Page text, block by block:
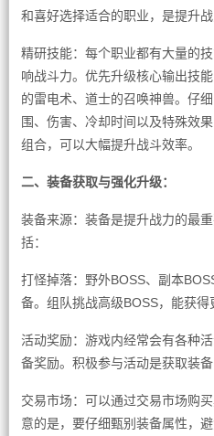
和喜好选择适合的职业，是提升战
精研技能：每个职业都有大量的
响战斗力。优先升级核心输出技
的雷电术、道士的召唤神兽。仔
围、伤害、冷却时间以及特殊效
组合，可以大幅提升战斗效率。
二、装备获取与强化升级：
装备来源：装备是提升战力的最
括：
打怪掉落：野外BOSS、副本
备。组队挑战高级BOSS，能获得
活动奖励：游戏内经常会有各种
备奖励。积极参与活动是获取装备
交易市场：可以通过交易市场购
意的是，要仔细甄别装备属性，避